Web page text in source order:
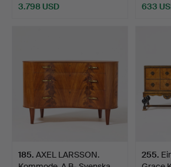
3.798 USD 633
185. AXEL LARSSON.
255.